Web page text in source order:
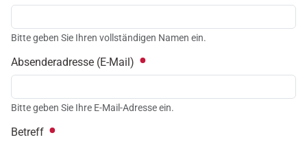
Bitte geben Sie Ihren vollständigen Namen ein.
Absenderadresse (E-Mail)
Bitte geben Sie Ihre E-Mail-Adresse ein.
Betreff